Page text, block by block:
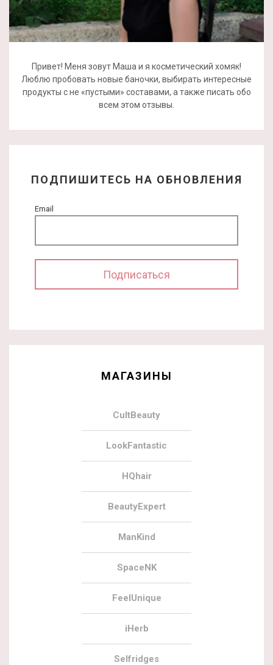
Привет! Меня зовут Маша и я косметический хомяк!
Люблю пробовать новые баночки, выбирать интересные
продукты с не «пустыми» составами, а также писать обо
всем этом отзывы.
ПОДПИШИТЕСЬ НА ОБНОВЛЕНИЯ
Email
МАГАЗИНЫ
CultBeauty
LookFantastic
HQhair
BeautyExpert
ManKind
SpaceNK
FeelUnique
iHerb
Selfridges